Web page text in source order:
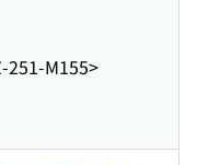
251-M155>